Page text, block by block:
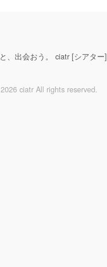
、出会おう。 ciatr [シアター]
ciatr All rights reserved.